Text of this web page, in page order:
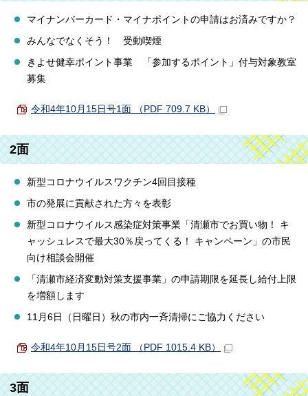
マイナンバーカード・マイナポイントの申請はお済みですか？
みんなでなくそう！ 受動喫煙
きよせ健幸ポイント事業 「参加するポイント」付与対象教室
募集
令和4年10月15日号1面 （PDF 709.7 KB）
2面
新型コロナウイルスワクチン4回目接種
市の発展に貢献された方々を表彰
新型コロナウイルス感染症対策事業「清瀬市でお買い物！ キ
ャッシュレスで最大30％戻ってくる！ キャンペーン」の市民
向け相談会開催
「清瀬市経済変動対策支援事業」の申請期限を延長し給付上限
を増額します
11月6日（日曜日）秋の市内一斉清掃にご協力ください
令和4年10月15日号2面 （PDF 1015.4 KB）
3面